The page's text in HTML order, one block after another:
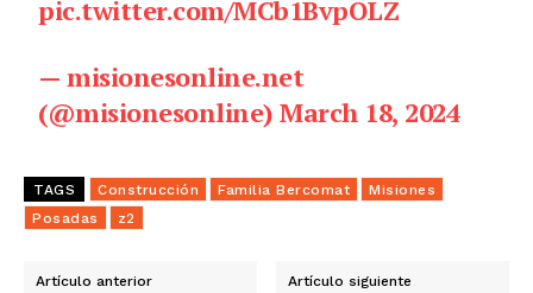
pic.twitter.com/MCb1BvpOLZ
— misionesonline.net
(@misionesonline)March 18, 2024
TAGS Construcción Familia Bercomat
Misiones
Posadas
z2
Artículo anterior Artículo siguiente